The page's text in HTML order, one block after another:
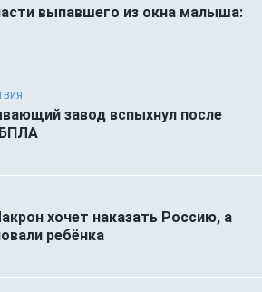
выпавшего из окна малыша:
завод вспыхнул после
БПЛА
хочет наказать Россию, а
ребёнка